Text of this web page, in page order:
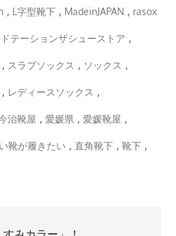
, L字型靴下 , MadeinJAPAN , rasox
ドテーションザシューストア ,
, スラブソックス , ソックス ,
, レディースソックス ,
治靴屋 ,愛媛県 ,愛媛靴屋 ,
靴が履きたい ,直角靴下 ,靴下 ,